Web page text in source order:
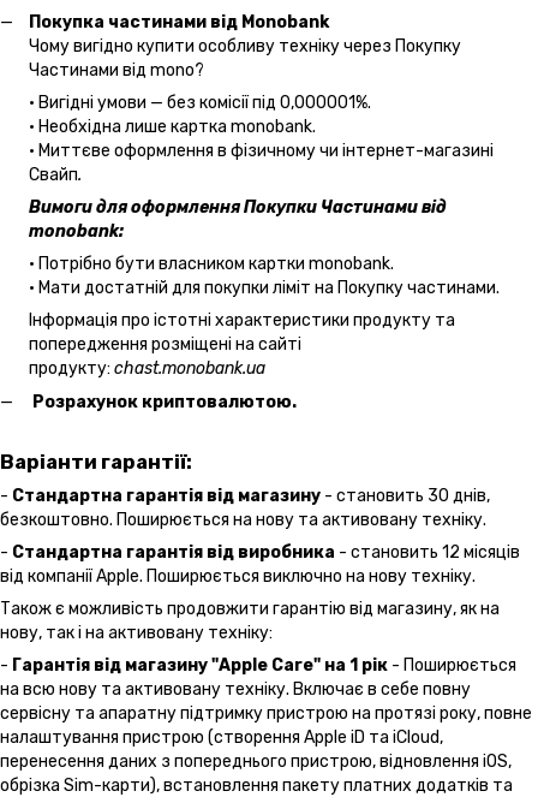
Покупка частинами від Monobank
Чому вигідно купити особливу техніку через Покупку
Частинами від mono?
• Вигідні умови — без комісії під 0,000001%.
• Необхідна лише картка monobank.
• Миттєве оформлення в фізичному чи інтернет-магазині
Cвайп.
Вимоги для оформлення Покупки Частинами від
monobank:
• Потрібно бути власником картки monobank.
• Мати достатній для покупки ліміт на Покупку частинами.
Інформація про істотні характеристики продукту та
попередження розміщені на сайті
продукту: chast.monobank.ua
Розрахунок криптовалютою.
Варіанти гарантії:
- Стандартна гарантія від магазину - становить 30 днів,
безкоштовно. Поширюється на нову та активовану техніку.
- Стандартна гарантія від виробника - становить 12 місяців
від компанії Apple. Поширюється виключно на нову техніку.
Також є можливість продовжити гарантію від магазину, як на
нову, так і на активовану техніку:
- Гарантія від магазину "Apple Care" на 1 рік - Поширюється
на всю нову та активовану техніку. Включає в себе повну
сервісну та апаратну підтримку пристрою на протязі року, повне
налаштування пристрою (створення Apple iD та iCloud,
перенесення даних з попереднього пристрою, відновлення іOS,
обрізка Sim-карти), встановлення пакету платних додатків та